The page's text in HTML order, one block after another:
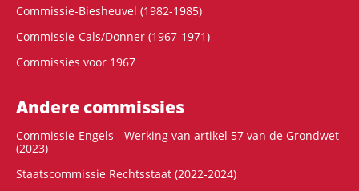
Commissie-Biesheuvel (1982-1985)
Commissie-Cals/Donner (1967-1971)
Commissies voor 1967
Andere commissies
Commissie-Engels - Werking van artikel 57 van de Grondwet
(2023)
Staatscommissie Rechtsstaat (2022-2024)